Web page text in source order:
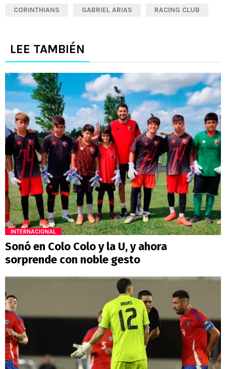
CORINTHIANS GABRIEL ARIAS RACING CLUB
LEE TAMBIÉN
INTERNACIONAL
Sonó en Colo Colo y la U, y ahora
sorprende con noble gesto